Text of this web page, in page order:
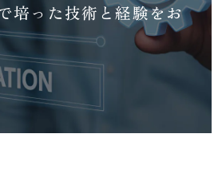
培った技術と経験をお